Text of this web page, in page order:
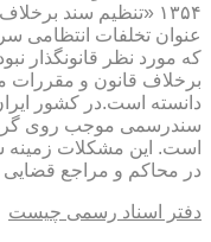
۱۳۵۴ «تنظیم سند
عنوان تخلفات انتظامی
که مورد نظر قانونگذار
برخلاف قانون و
دانسته است.در کشور
سندرسمی موجب روی
است. این مشکلات
در محاکم و مراجع
دفتر اسناد رسمی چیست